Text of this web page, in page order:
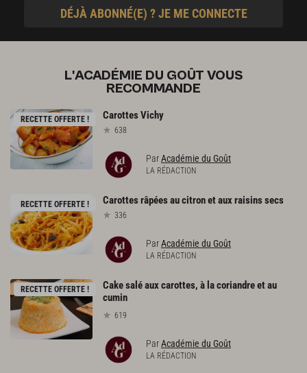
DÉJÀ ABONNÉ(E) ? JE ME CONNECTE
L'ACADÉMIE DU GOÛT VOUS
RECOMMANDE
RECETTE OFFERTE ! CarottesVichy
638
ParAcadémie du Goût
LA RÉDACTION
RECETTE OFFERTE ! Carottesrâpéesaucitronetauxraisinssecs
336
ParAcadémie du Goût
LA RÉDACTION
RECETTE OFFERTE !
Cake salé aux carottes, à la coriandre et au
cumin
619
ParAcadémie du Goût
LA RÉDACTION